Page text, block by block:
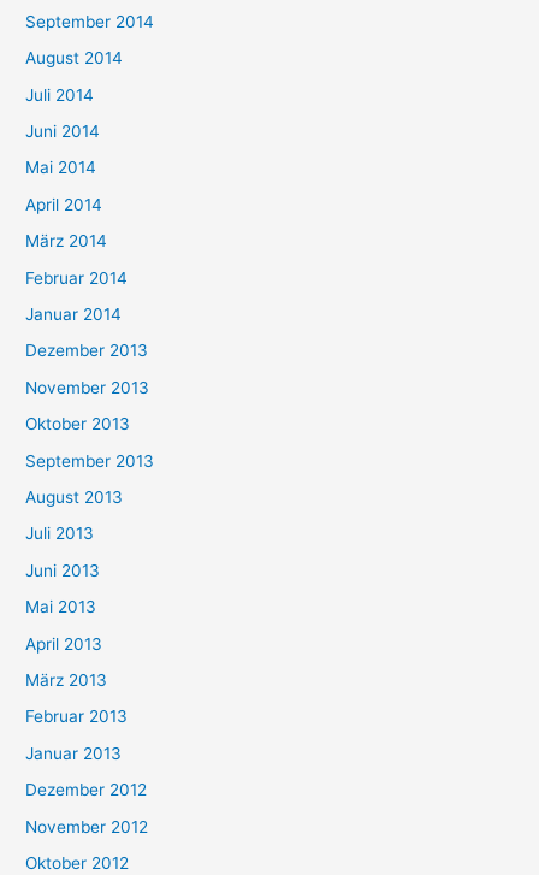
September 2014
August 2014
Juli 2014
Juni 2014
Mai 2014
April 2014
März 2014
Februar 2014
Januar 2014
Dezember 2013
November 2013
Oktober 2013
September 2013
August 2013
Juli 2013
Juni 2013
Mai 2013
April 2013
März 2013
Februar 2013
Januar 2013
Dezember 2012
November 2012
Oktober 2012